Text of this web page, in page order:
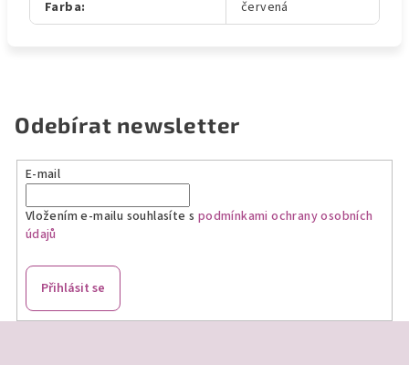
Farba: červená
Odebírat newsletter
E-mail
Vložením e-mailu souhlasíte s podmínkami ochrany osobních
údajů
Přihlásit se